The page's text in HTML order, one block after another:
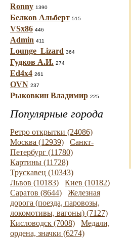
Ronny 1390
Белков Альберт 515
VSx86 446
Admin 411
Lounge_Lizard 364
Гудков А.И. 274
Ed4x4 261
OVN 237
Рыковкин Владимир 225
Популярные города
Ретро открытки (24086)
Москва (12939)
Санкт-
Петербург (11780)
Картины (11728)
Трускавец (10343)
Львов (10183)
Киев (10182)
Саратов (8644)
Железная
дорога (поезда, паровозы,
локомотивы, вагоны) (7127)
Кисловодск (7008)
Медали,
ордена, значки (6274)